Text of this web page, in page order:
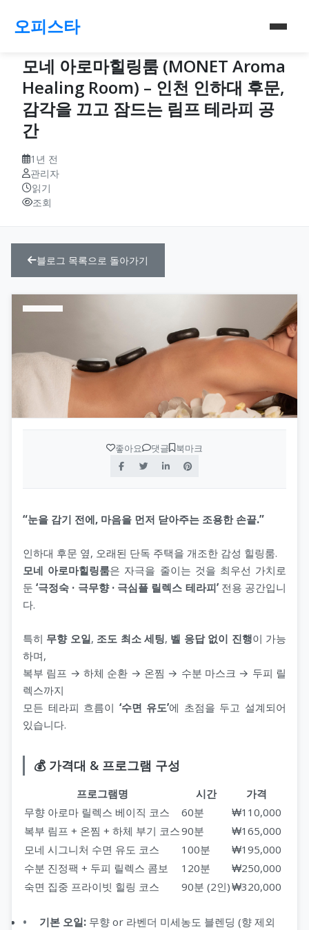
오피스타
모네 아로마힐링룸 (MONET Aroma
Healing Room) – 인천 인하대 후문,
감각을 끄고 잠드는 림프 테라피 공
간
1년 전
관리자
읽기
조회
블로그 목록으로 돌아가기
좋아요 댓글 북마크
“눈을 감기 전에, 마음을 먼저 닫아주는 조용한 손끝.”
인하대 후문 옆, 오래된 단독 주택을 개조한 감성 힐링룸.
모네 아로마힐링룸은 자극을 줄이는 것을 최우선 가치로
둔‘극정숙 · 극무향 · 극심플 릴렉스 테라피’전용 공간입니
다.
특히 무향 오일, 조도 최소 세팅, 벨 응답 없이 진행이 가능
하며,
복부 림프 → 하체 순환 → 온찜 → 수분 마스크 → 두피 릴
렉스까지
모든 테라피 흐름이 ‘수면 유도’에 초점을 두고 설계되어
있습니다.
💰 가격대 & 프로그램 구성
프로그램명 시간
가격
무향 아로마 릴렉스 베이직 코스
60분
₩110,000
복부 림프 + 온찜 + 하체 부기 코스90분
₩165,000
모네 시그니처 수면 유도 코스
100분
₩195,000
수분 진정팩 + 두피 릴렉스 콤보
120분
₩250,000
숙면 집중 프라이빗 힐링 코스
90분 (2인)₩320,000
기본 오일: 무향 or 라벤더 미세농도 블렌딩 (향 제외